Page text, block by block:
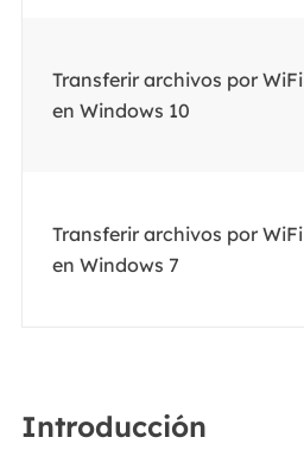
Transferir archivos por WiFi
en Windows 10
Transferir archivos por WiFi
en Windows 7
Introducción